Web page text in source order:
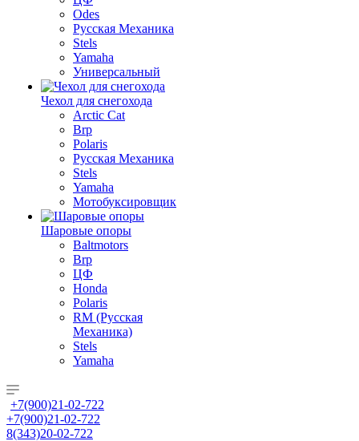
Odes
Русская Механика
Stels
Yamaha
Универсальный
Чехол для снегохода
Arctic Cat
Brp
Polaris
Русская Механика
Stels
Yamaha
Мотобуксировщик
Шаровые опоры
Baltmotors
Brp
ЦФ
Honda
Polaris
RM (Русская
Механика)
Stels
Yamaha
+7(900)21-02-722
+7(900)21-02-722
8(343)20-02-722